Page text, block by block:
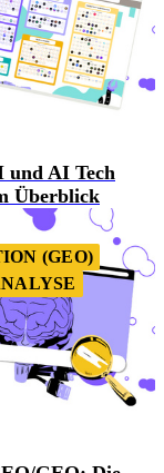
und AI Tech
Überblick
(GEO)